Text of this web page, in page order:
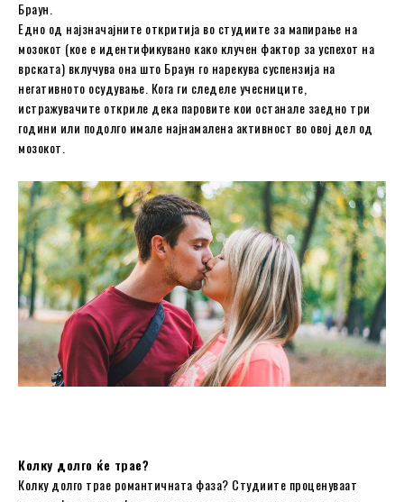
Браун.
Едно од најзначајните откритија во студиите за мапирање на
мозокот (кое е идентификувано како клучен фактор за успехот на
врската) вклучува она што Браун го нарекува суспензија на
негативното осудување. Кога ги следеле учесниците,
истражувачите откриле дека паровите кои останале заедно три
години или подолго имале најнамалена активност во овој дел од
мозокот.
Колку долго ќе трае?
Колку долго трае романтичната фаза? Студиите проценуваат